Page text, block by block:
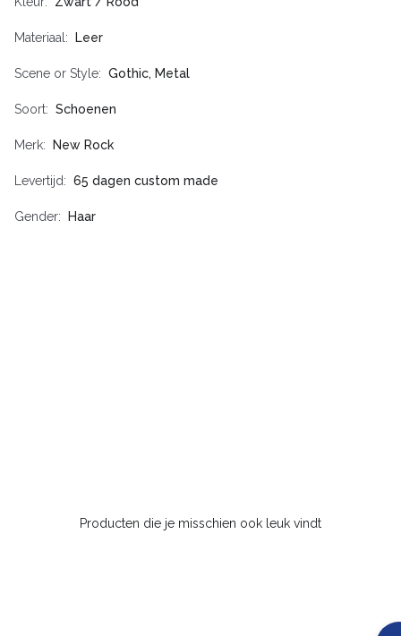
Materiaal Leer
Scene or Style Gothic, Metal
Soort Schoenen
Merk New Rock
Levertijd 65 dagen custom made
Gender Haar
Producten die je misschien ook leuk vindt